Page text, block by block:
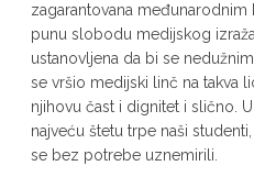
zagarantovana
punu slobodu medijskog
ustanovljena da bi se
se vršio medijski linč na takva
njihovu čast i dignitet i slično.
najveću štetu trpe naši
se bez potrebe uznemirili.